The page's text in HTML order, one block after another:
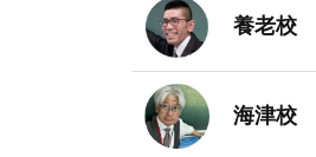
養老校
海津校